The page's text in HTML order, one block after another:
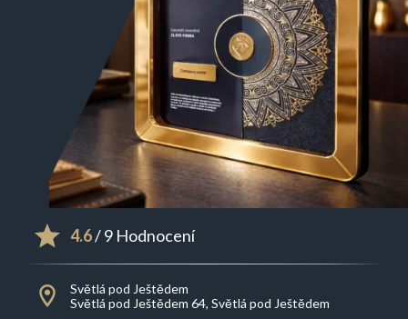
4.6/ 9 Hodnocení
Světlá pod Ještědem
Světlá pod Ještědem 64, Světlá pod Ještědem